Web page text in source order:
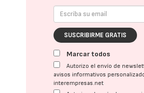
SUSCRIBIRME GRATIS
Marcar todos
Autorizo el envío de
avisos informativos
interempresas.net